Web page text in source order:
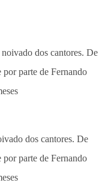
dos cantores. De
parte de Fernando